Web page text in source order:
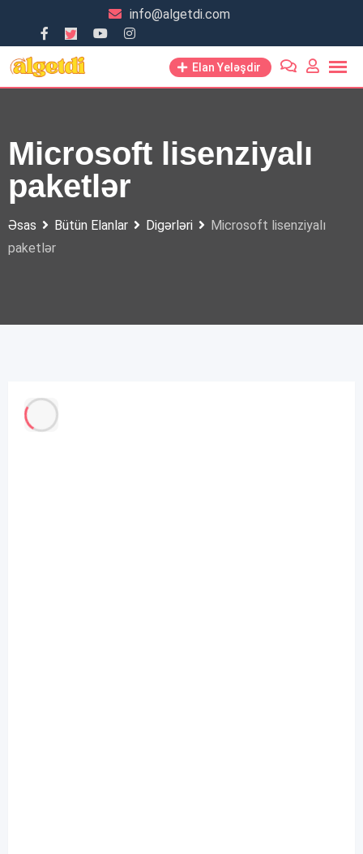
content
info@algetdi.com
Elan Yeləşdir
Microsoft lisenziyalı
paketlər
Əsas Bütün Elanlar Digərləri
Microsoft lisenziyalı
paketlər